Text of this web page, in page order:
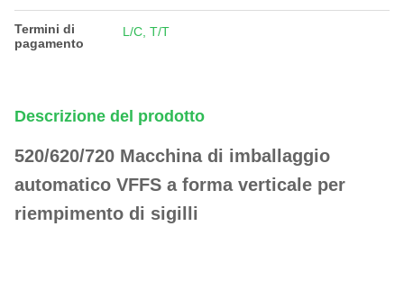
Termini di
pagamento
L/C, T/T
Descrizione del prodotto
520/620/720 Macchina di imballaggio
automatico VFFS a forma verticale per
riempimento di sigilli